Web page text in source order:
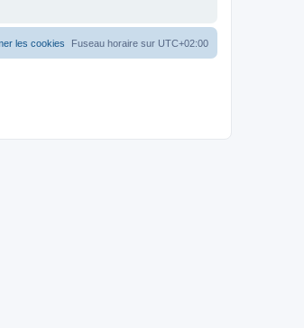
Fuseau horaire sur UTC+02:00
les cookies